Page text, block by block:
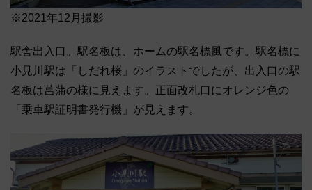
※2021年12月撮影
駅舎出入口。駅名板は、ホームの駅名標風です。駅名標に
小見川駅は「しだれ桜」のイラストでしたが、出入口の駅
名板は菖蒲の様に見えます。正面改札口にオレンジ色の
「乗車駅証明書発行機」が見えます。